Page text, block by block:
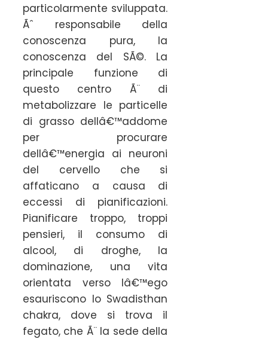
particolarmente sviluppata.
Ãˆ responsabile della
conoscenza pura, la
conoscenza del SÃ©. La
principale funzione di
questo centro Ã¨ di
metabolizzare le particelle
di grasso dellâ€™addome
per procurare
dellâ€™energia ai neuroni
del cervello che si
affaticano a causa di
eccessi di pianificazioni.
Pianificare troppo, troppi
pensieri, il consumo di
alcool, di droghe, la
dominazione, una vita
orientata verso lâ€™ego
esauriscono lo Swadisthan
chakra, dove si trova il
fegato, che Ã¨ la sede della